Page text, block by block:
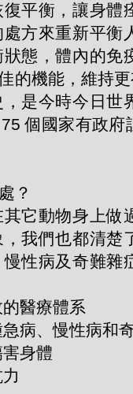
平衡，讓身體
方來重新平衡
態，體內的免
的機能，維持
是今時今日世
個國家有政府
？
其它動物身上做
我們也都清楚
性病及奇難雜
醫療體系
病、慢性病和
身體